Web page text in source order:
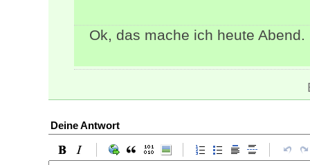
Ok, das mache ich heute Abend.
Deine Antwort